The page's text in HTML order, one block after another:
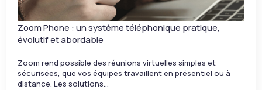
Zoom Phone : un système téléphonique pratique,
évolutif et abordable
Zoom rend possible des réunions virtuelles simples et
sécurisées, que vos équipes travaillent en présentiel ou à
distance. Les solutions…